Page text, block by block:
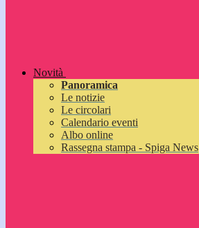
Novità
Panoramica
Le notizie
Le circolari
Calendario eventi
Albo online
Rassegna stampa - Spiga News